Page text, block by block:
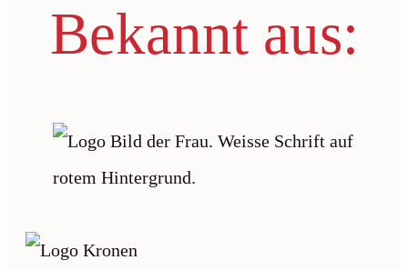
Bekannt aus: